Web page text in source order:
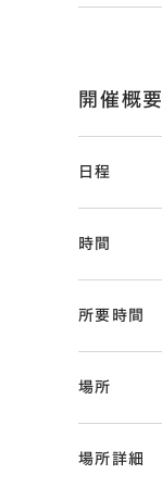
開催概要
日程
時間
所要時間
場所
場所詳細